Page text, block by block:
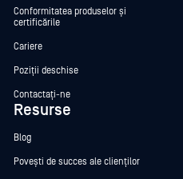
Conformitatea produselor și
certificările
Cariere
Poziții deschise
Contactați-ne
Resurse
Blog
Povești de succes ale clienților